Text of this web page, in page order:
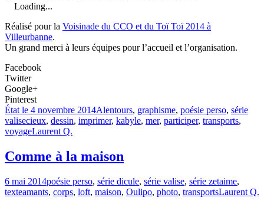
Loading...
Réalisé pour la Voisinade du CCO et du Toï Toï 2014 à
Villeurbanne.
Un grand merci à leurs équipes pour l’accueil et l’organisation.
Facebook
Twitter
Google+
Pinterest
État le 4 novembre 2014Alentours, graphisme, poésie perso, série
valisecieux, dessin, imprimer, kabyle, mer, participer, transports,
voyageLaurent Q.
Comme à la maison
6 mai 2014poésie perso, série dicule, série valise, série zetaime,
texteamants, corps, loft, maison, Oulipo, photo, transportsLaurent Q.